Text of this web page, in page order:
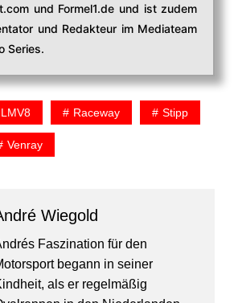
und Formel1.de und ist zudem
und Redakteur im Mediateam
Series.
LMV8 Raceway Stipp
Venray
Wiegold
Faszination für den
begann in seiner
als er regelmäßig